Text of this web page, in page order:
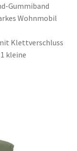
Gummiband
Wohnmobil
Klettverschluss
kleine